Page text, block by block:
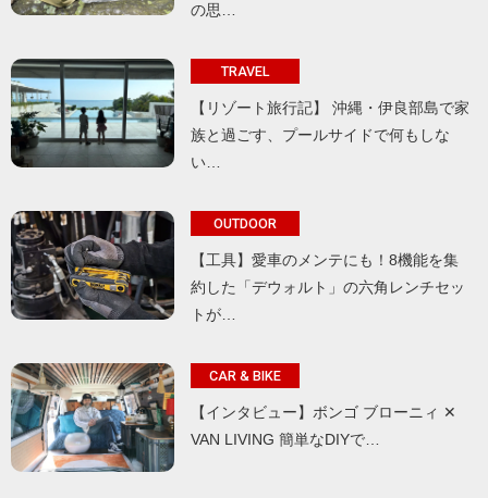
の思…
TRAVEL
【リゾート旅行記】 沖縄・伊良部島で家
族と過ごす、プールサイドで何もしな
い…
OUTDOOR
【工具】愛車のメンテにも！8機能を集
約した「デウォルト」の六角レンチセッ
トが…
CAR & BIKE
【インタビュー】ボンゴ ブローニィ ✕
VAN LIVING 簡単なDIYで…